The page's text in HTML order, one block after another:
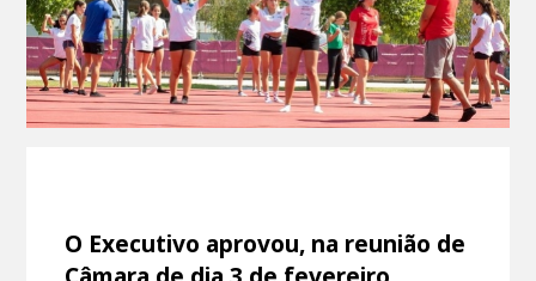
O Executivo aprovou, na reunião de